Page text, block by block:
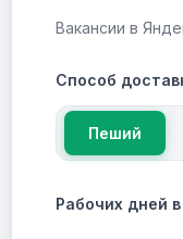
Вакансии в
Способ
Пеший
Рабочих дней